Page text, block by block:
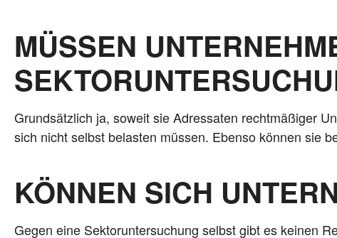
MÜSSEN
Grund­sätz­lich ja, soweit sie Adres­sa­ten recht­mä­ßi­ger
sich nicht selbst belas­ten müs­sen. Eben­so kön­nen sie
KÖNNEN SICH
Gegen eine Sek­tor­un­ter­su­chung selbst gibt es kei­nen